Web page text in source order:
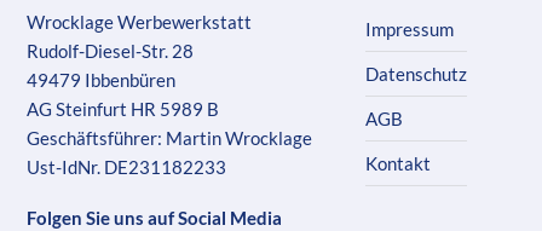
Wrocklage Werbewerkstatt
Rudolf-Diesel-Str. 28
49479 Ibbenbüren
AG Steinfurt HR 5989 B
Geschäftsführer: Martin Wrocklage
Ust-IdNr. DE231182233
Folgen Sie uns auf Social Media
Impressum
Datenschutz
AGB
Kontakt